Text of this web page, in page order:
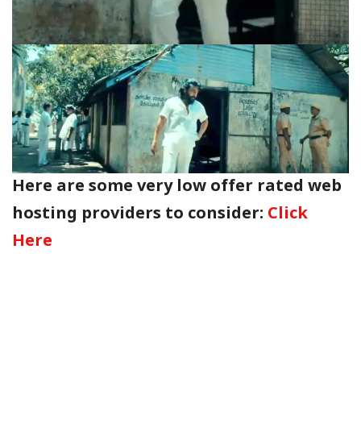
Here are some very low offer rated web
hosting providers to consider: Click
Here